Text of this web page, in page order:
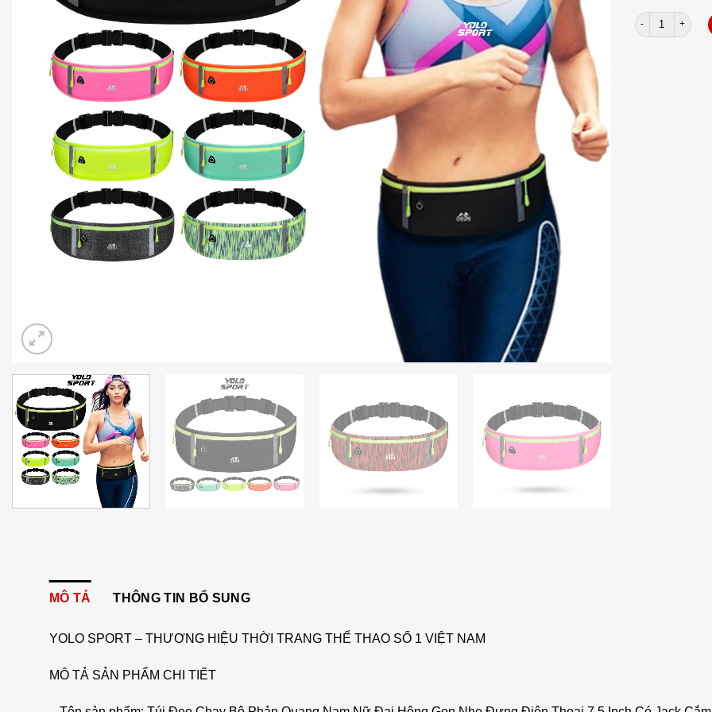
Túi eo Oudu zip
MÔ TẢ THÔNG TIN BỔ SUNG
YOLO SPORT – THƯƠNG HIỆU THỜI TRANG THỂ THAO SỐ 1 VIỆT NAM
MÔ TẢ SẢN PHẨM CHI TIẾT